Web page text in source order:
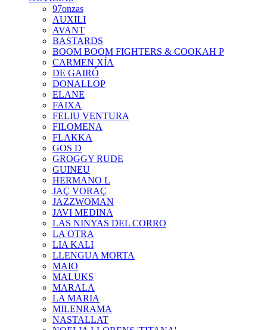
97onzas
AUXILI
AVANT
BASTARDS
BOOM BOOM FIGHTERS & COOKAH P
CARMEN XÍA
DE GAIRÓ
DONALLOP
ELANE
FAIXA
FELIU VENTURA
FILOMENA
FLAKKA
GOS D
GROGGY RUDE
GUINEU
HERMANO L
JAÇ VORAÇ
JAZZWOMAN
JAVI MEDINA
LAS NINYAS DEL CORRO
LA OTRA
LIA KALI
LLENGUA MORTA
MAIO
MALUKS
MARALA
LA MARIA
MILENRAMA
NASTALLAT